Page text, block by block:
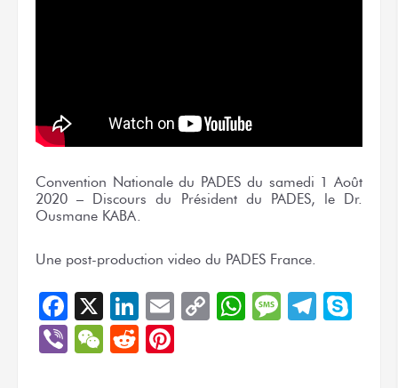
Convention Nationale du PADES du samedi 1 Août
2020 – Discours du Président du PADES, le Dr.
Ousmane KABA.
Une post-production video du PADES France.
Facebook
X LinkedIn
EmailCopyWhatsApp
Message
ViberWeChat
Reddit